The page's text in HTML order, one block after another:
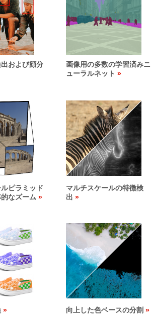
および顔分
画像用の多数の学習済みニ
ューラルネット
ピラミッド
なズーム
マルチスケールの特徴検
出
向上した色ベースの分割